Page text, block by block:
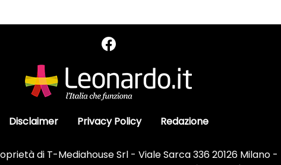
Disclaimer Privacy Policy Redazione
di T-Mediahouse Srl - Viale Sarca 336 20126 Milano -